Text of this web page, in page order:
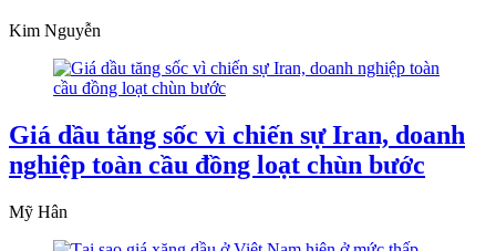
Kim Nguyễn
Giá dầu tăng sốc vì chiến sự Iran, doanh
nghiệp toàn cầu đồng loạt chùn bước
Mỹ Hân